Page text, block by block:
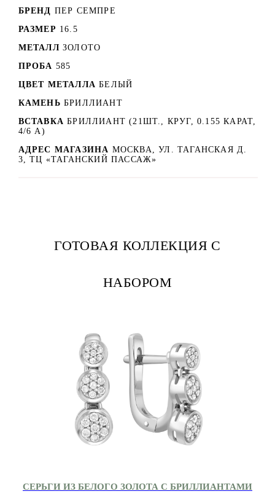
БРЕНД ПЕР СЕМПРЕ
РАЗМЕР 16.5
МЕТАЛЛ ЗОЛОТО
ПРОБА 585
ЦВЕТ МЕТАЛЛА БЕЛЫЙ
КАМЕНЬ БРИЛЛИАНТ
ВСТАВКА БРИЛЛИАНТ (21ШТ., КРУГ, 0.155 КАРАТ,
4/6 А)
АДРЕС МАГАЗИНА МОСКВА, УЛ. ТАГАНСКАЯ Д.
3, ТЦ «ТАГАНСКИЙ ПАССАЖ»
ГОТОВАЯ КОЛЛЕКЦИЯ С
НАБОРОМ
СЕРЬГИ ИЗ БЕЛОГО ЗОЛОТА С БРИЛЛИАНТАМИ